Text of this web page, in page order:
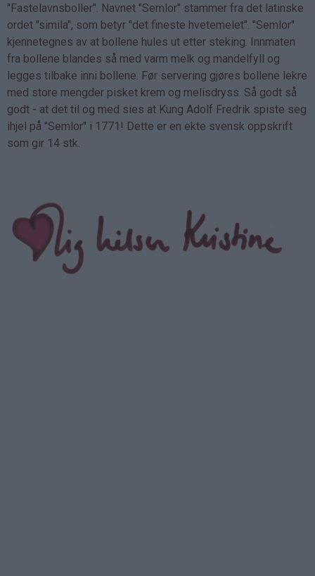
"Fastelavnsboller". Navnet "Semlor" stammer fra det latinske
ordet "simila", som betyr "det fineste hvetemelet". "Semlor"
kjennetegnes av at bollene hules ut etter steking. Innmaten
fra bollene blandes så med varm melk og mandelfyll og
legges tilbake inni bollene. Før servering gjøres bollene lekre
med store mengder pisket krem og melisdryss. Så godt så
godt - at det til og med sies at Kung Adolf Fredrik spiste seg
ihjel på "Semlor" i 1771! Dette er en ekte svensk oppskrift
som gir 14 stk.